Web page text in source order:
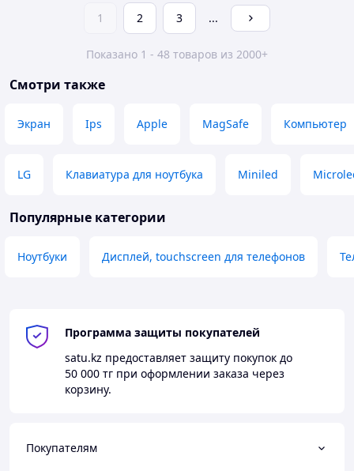
1 2 3 ...
Показано 1 - 48 товаров из 2000+
Смотри также
Экран Ips Apple MagSafe Компьютер
LG Клавиатура для ноутбука Miniled
Популярные категории
Ноутбуки Дисплей, touchscreen для телефонов
Программа защиты покупателей
satu.kz предоставляет защиту покупок до
50 000 тг при оформлении заказа через
корзину.
Покупателям